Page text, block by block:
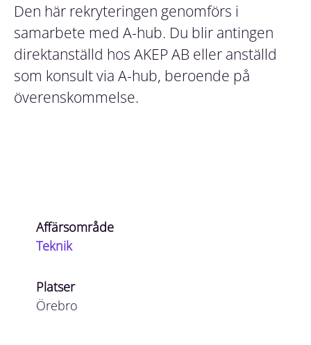
Den här rekryteringen genomförs i
samarbete med A-hub. Du blir antingen
direktanställd hos AKEP AB eller anställd
som konsult via A-hub, beroende på
överenskommelse.
Affärsområde
Teknik
Platser
Örebro